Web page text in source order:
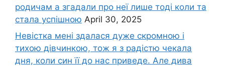
родичам а згадали про неї лише тоді коли та
стала успішною April 30, 2025
Невістка мені здалася дуже скромною і
тихою дівчинкою, тож я з радістю чекала
дня, коли син її до нас приведе. Але дива